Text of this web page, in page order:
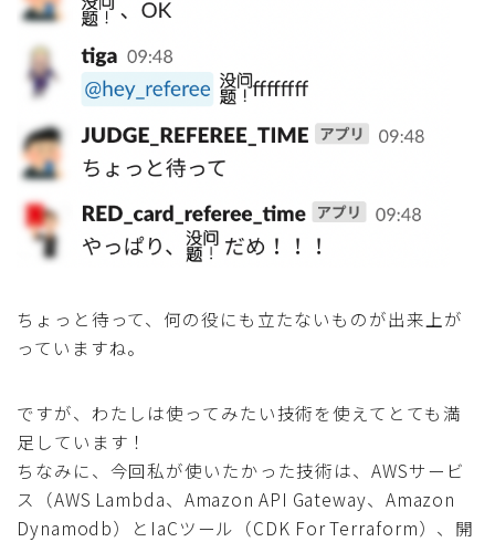
ちょっと待って、何の役にも立たないものが出来上が
っていますね。
ですが、わたしは使ってみたい技術を使えてとても満
足しています！
ちなみに、今回私が使いたかった技術は、AWSサービ
ス（AWS Lambda、Amazon API Gateway、Amazon
Dynamodb）とIaCツール（CDK For Terraform）、開